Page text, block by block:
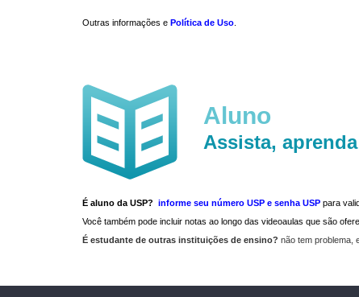
Outras informações e Política de Uso
Aluno
Assista,
É aluno da USP? informe seu número USP e senha USP para
Você também pode incluir notas ao longo das videoaulas que são
É estudante de outras instituições de ensino? não tem problema,